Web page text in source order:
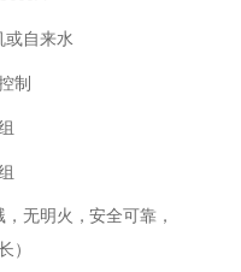
或自来水
制
无明火，安全可靠，
）